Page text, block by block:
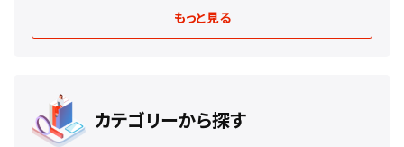
もっと見る
カテゴリーから探す